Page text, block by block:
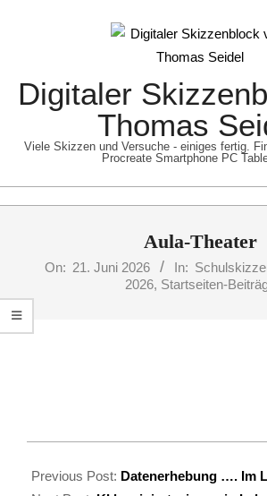
Digitaler
Thomas
Viele Skizzen und Versuche - einiges fertig.
Procreate Smartphone PC
Aula-Theater
On: 21. Juni 2026 In:
2026, Startseiten-
06-
Previous Post: Datenerhebung …. Im